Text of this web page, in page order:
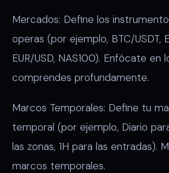
Mercados: Define los
operas (por ejemplo, BTC/USDT,
EUR/USD, NAS100). Enfócate en
comprendes profundamente.
Marcos Temporales: Define tu
temporal (por ejemplo, Diario
las zonas, 1H para las entradas).
marcos temporales.